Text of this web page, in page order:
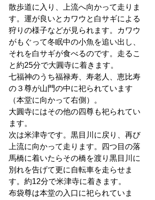
散歩道に入り、上流へ向かって走りま
す。運が良いとカワウと白サギによる
狩りの様子などが見られます。カワウ
がもぐって冬眠中の小魚を追い出し、
それを白サギが食べるのです。走るこ
と約25分で大圓寺に着きます。
七福神のうち福禄寿、寿老人、恵比寿
の３尊が山門の中に祀られています
（本堂に向かって右側）。
大圓寺にはその他の四尊も祀られてい
ます。
次は米津寺です。黒目川に戻り、再び
上流に向かって走ります。四つ目の落
馬橋に着いたらその橋を渡り黒目川に
別れを告げて更に自転車を走らせま
す。約12分で米津寺に着きます。
布袋尊は本堂の入口に祀られていま